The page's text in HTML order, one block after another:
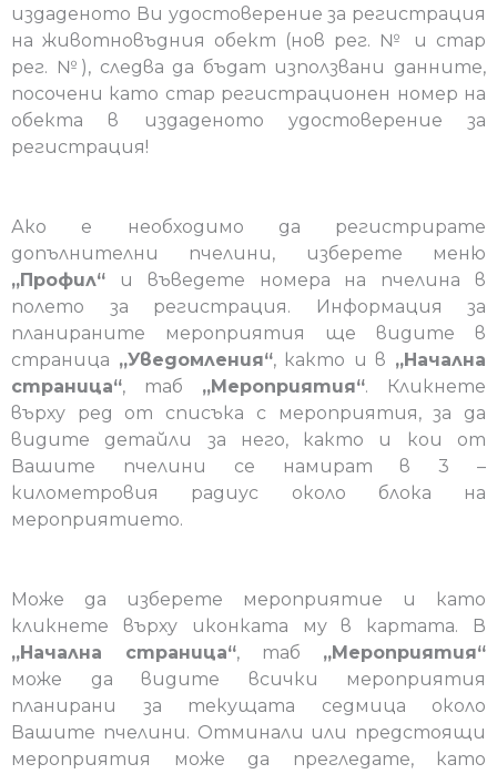
издаденото Ви удостоверение за регистрация
на животновъдния обект (нов рег. № и стар
рег. №), следва да бъдат използвани данните,
посочени като стар регистрационен номер на
обекта в издаденото удостоверение за
регистрация!
Ако е необходимо да регистрирате
допълнителни пчелини, изберете меню
„Профил“ и въведете номера на пчелина в
полето за регистрация. Информация за
планираните мероприятия ще видите в
страница „Уведомления“, както и в „Начална
страница“, таб „Мероприятия“. Кликнете
върху ред от списъка с мероприятия, за да
видите детайли за него, както и кои от
Вашите пчелини се намират в 3 –
километровия радиус около блока на
мероприятието.
Може да изберете мероприятие и като
кликнете върху иконката му в картата. В
„Начална страница“, таб „Мероприятия“
може да видите всички мероприятия
планирани за текущата седмица около
Вашите пчелини. Отминали или предстоящи
мероприятия може да прегледате, като